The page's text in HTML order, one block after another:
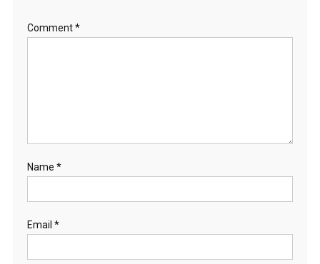
Comment*
Name *
Email *